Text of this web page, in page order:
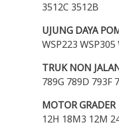
3512C 3512B
UJUNG DAYA
WSP223 WSP305
TRUK NON
789G 789D 793F
MOTOR GRADER
12H 18M3 12M